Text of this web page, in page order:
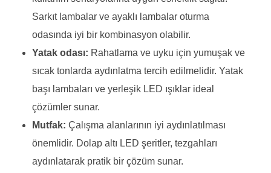
Sarkıt lambalar ve ayaklı lambalar oturma
odasında iyi bir kombinasyon olabilir.
Yatak odası: Rahatlama ve uyku için yumuşak ve
sıcak tonlarda aydınlatma tercih edilmelidir. Yatak
başı lambaları ve yerleşik LED ışıklar ideal
çözümler sunar.
Mutfak: Çalışma alanlarının iyi aydınlatılması
önemlidir. Dolap altı LED şeritler, tezgahları
aydınlatarak pratik bir çözüm sunar.